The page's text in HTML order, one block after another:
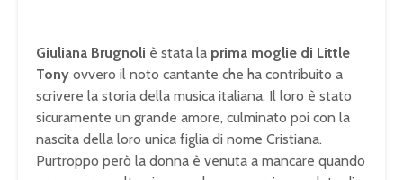
Giuliana Brugnoli è stata la prima moglie di Little
Tony ovvero il noto cantante che ha contribuito a
scrivere la storia della musica italiana. Il loro è stato
sicuramente un grande amore, culminato poi con la
nascita della loro unica figlia di nome Cristiana.
Purtroppo però la donna è venuta a mancare quando